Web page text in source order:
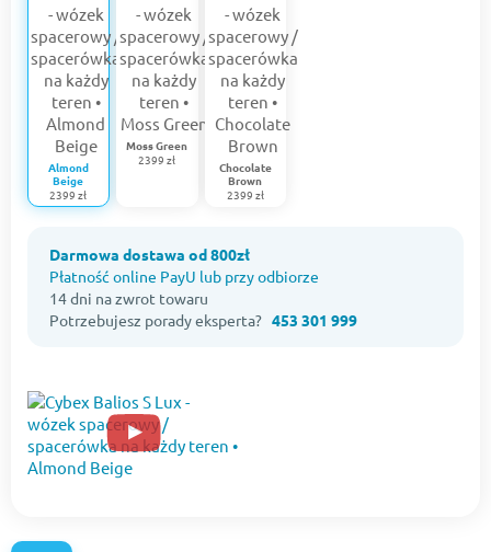
Almond
Beige
2399 zł
Moss Green
2399 zł
Chocolate
Brown
2399 zł
Darmowa dostawa od 800zł
Płatność online PayU lub przy odbiorze
14 dni na zwrot towaru
Potrzebujesz porady eksperta? 453 301 999